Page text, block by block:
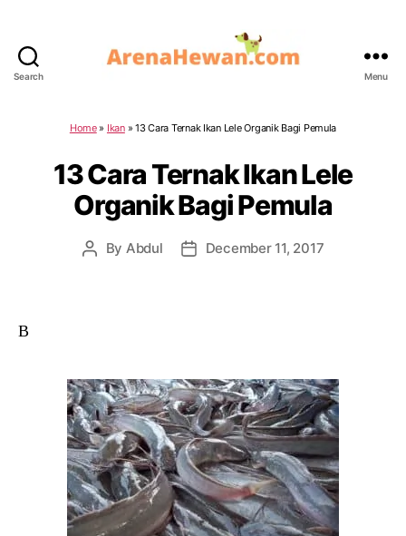
Search Menu
Home» Ikan»13 Cara Ternak Ikan Lele Organik Bagi Pemula
13 Cara Ternak Ikan Lele
Organik Bagi Pemula
Post
By Abdul
PostDecember 11, 2017
B